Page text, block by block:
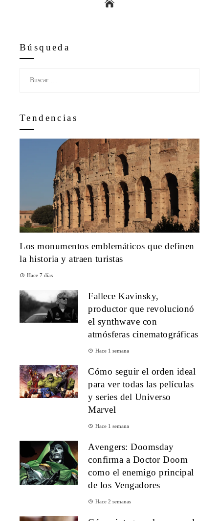
Búsqueda
Tendencias
Los monumentos emblemáticos que definen
la historia y atraen turistas
Hace 7 días
Fallece Kavinsky,
productor que revolucionó
el synthwave con
atmósferas cinematográficas
Hace 1 semana
Cómo seguir el orden ideal
para ver todas las películas
y series del Universo
Marvel
Hace 1 semana
Avengers: Doomsday
confirma a Doctor Doom
como el enemigo principal
de los Vengadores
Hace 2 semanas